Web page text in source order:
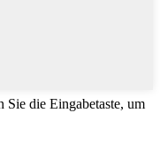
Sie die Eingabetaste, um